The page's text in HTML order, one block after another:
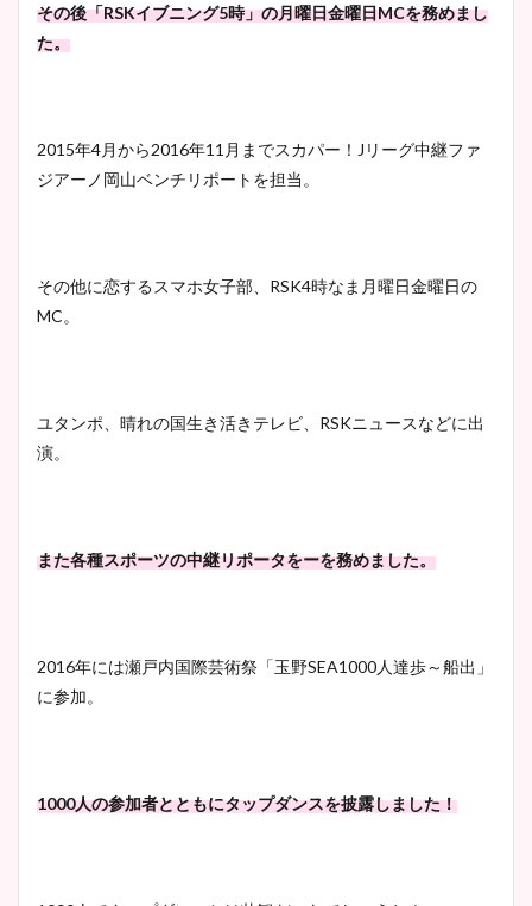
その後「RSKイブニング5時」の月曜日金曜日MCを務めまし
た。
2015年4月から2016年11月までスカパー！Jリーグ中継ファ
ジアーノ岡山ベンチリポートを担当。
その他に恋するスマホ女子部、RSK4時なま月曜日金曜日の
MC。
ユタンポ、晴れの国生き活きテレビ、RSKニュースなどに出
演。
また各種スポーツの中継リポータをーを務めました。
2016年には瀬戸内国際芸術祭「玉野SEA1000人達歩～船出」
に参加。
1000人の参加者とともにタップダンスを披露しました！